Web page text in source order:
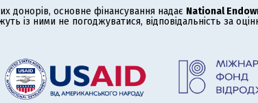
донорів, основне фінансування надає National
із ними не погоджуватися, відповідальність за